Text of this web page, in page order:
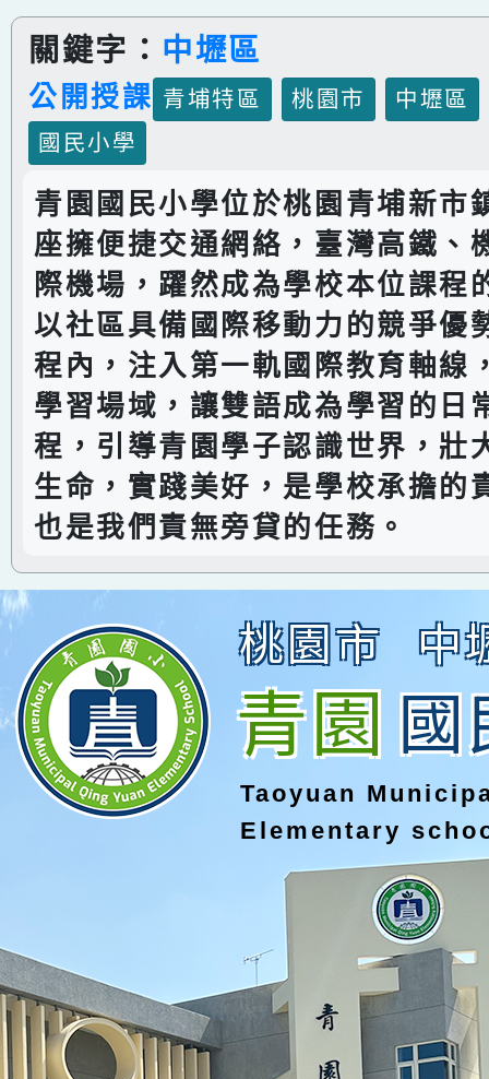
關鍵字： 中壢區
公開授課 青埔特區 桃園市
中壢區
國民小學
青園國民小學位於桃園青埔新市
座擁便捷交通網絡，臺灣高鐵、
際機場，躍然成為學校本位課程
以社區具備國際移動力的競爭優
程內，注入第一軌國際教育軸線
學習場域，讓雙語成為學習的日
程，引導青園學子認識世界，壯
生命，實踐美好，是學校承擔的
也是我們責無旁貸的任務。
桃園市 中
青園國
Taoyuan
Elementary